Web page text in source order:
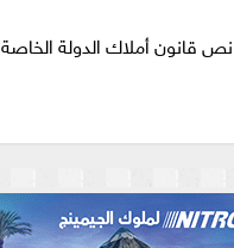
نص قانون أملاك الدولة الخاصة